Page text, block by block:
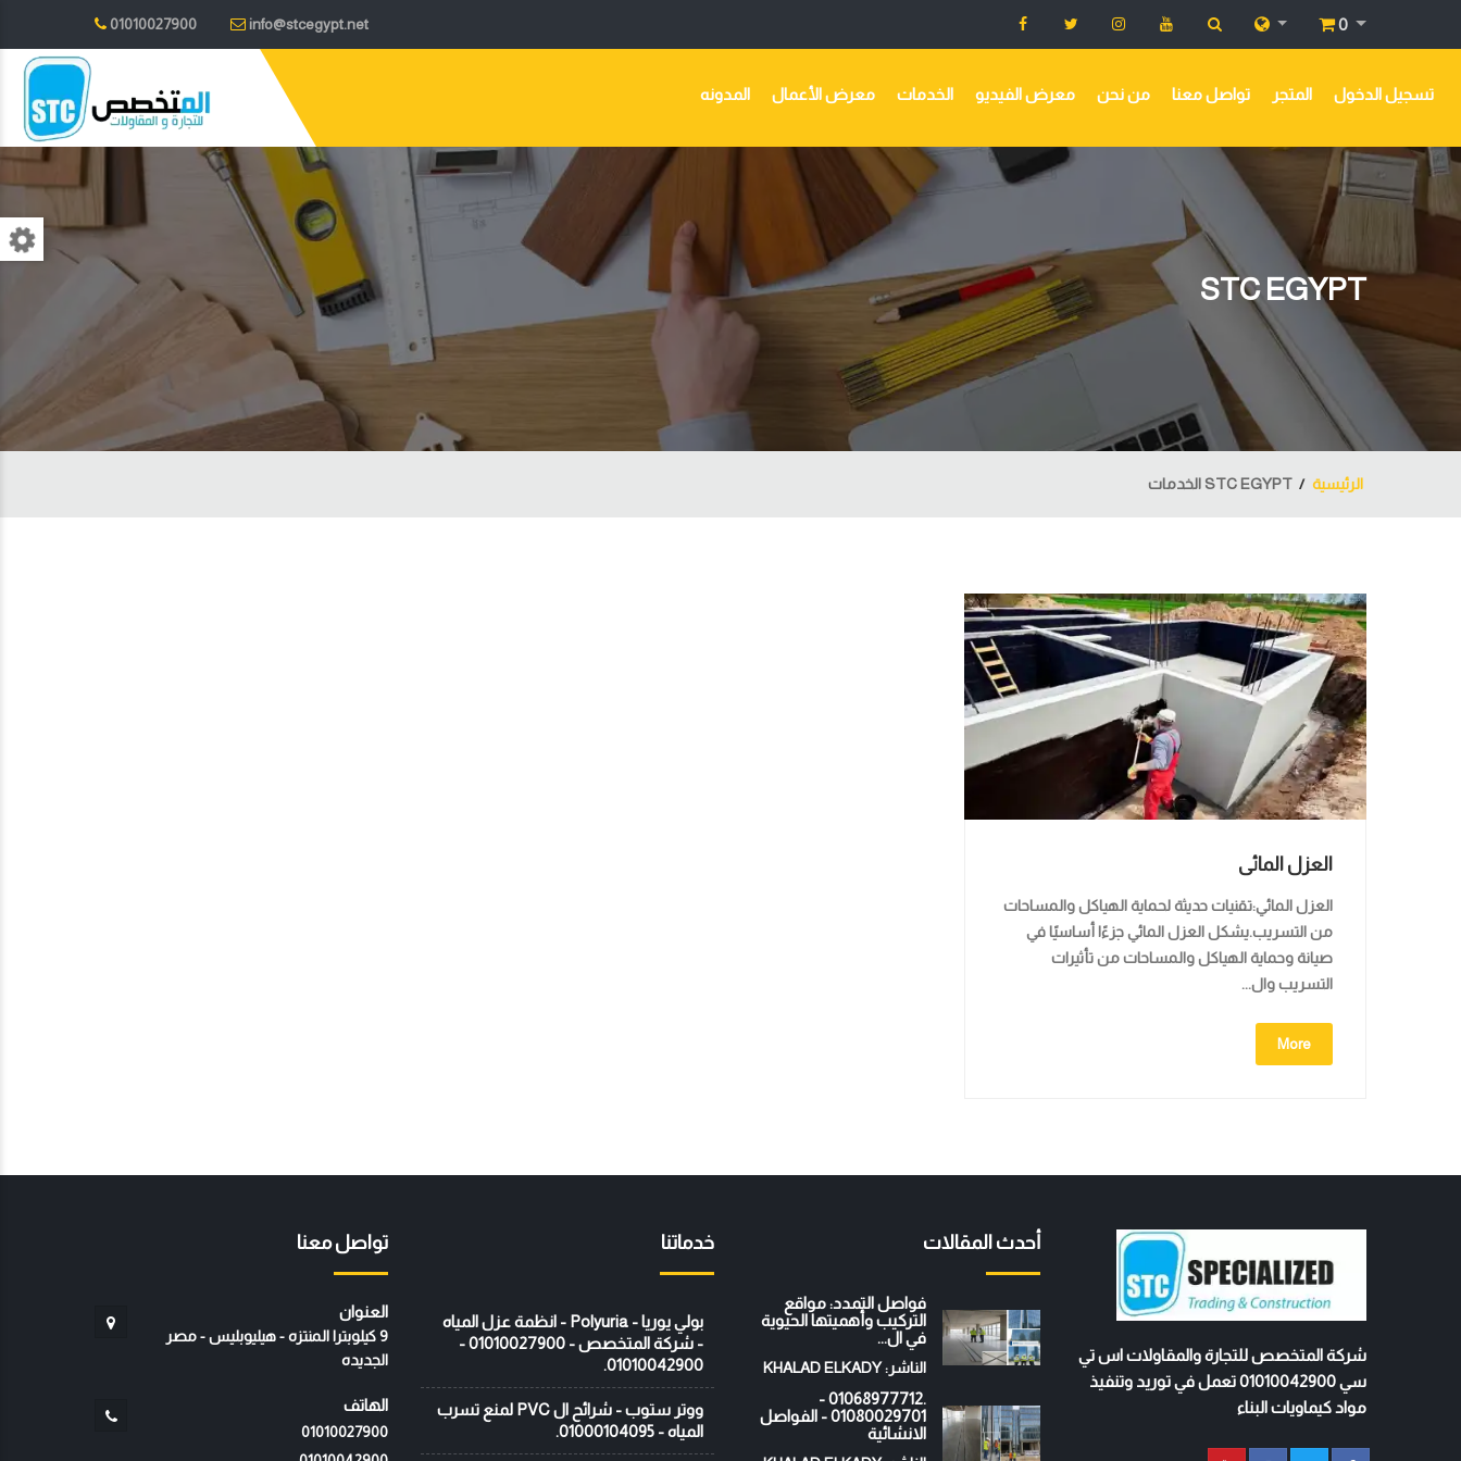
01010027900 info@stcegypt.net 0
المدونه معرض الأعمال الخدمات معرض الفيديو من نحن تواصل معنا المتجر تسجيل الدخول
STC EGYPT
الرئيسية STC EGYPT الخدمات
العزل المائى
العزل المائي:تقنيات حديثة لحماية الهياكل والمساحات
من التسريب.يشكل العزل المائي جزءًا أساسيًا في
صيانة وحماية الهياكل والمساحات من تأثيرات
التسريب وال...
More
شركة المتخصص للتجارة والمقاولات اس تي
سي 01010042900 تعمل في توريد وتنفيذ
مواد كيماويات البناء
أحدث المقالات
فواصل التمدد: مواقع
التركيب وأهميتها الحيوية
في ال...
الناشر: KHALAD ELKADY
.01068977712 -
01080029701 - الفواصل
الانشائية
خدماتنا
بولي يوريا - Polyuria - انظمة عزل المياه
- شركة المتخصص - 01010027900 -
01010042900.
ووتر ستوب - شرائح ال PVC لمنع تسرب
المياه - 01000104095.
تواصل معنا
العنوان
9 كيلوبترا المنتزه - هيليوبليس - مصر
الجديده
الهاتف
01010027900